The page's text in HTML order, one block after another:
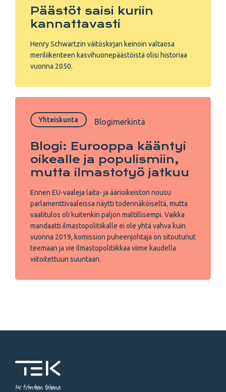
Päästöt saisi kuriin
kannattavasti
Henry Schwartzin väitöskirjan keinoin valtaosa
meriliikenteen kasvihuonepäästöistä olisi historiaa
vuonna 2050.
Yhteiskunta Blogimerkintä
Blogi: Eurooppa kääntyi
oikealle ja populismiin,
mutta ilmastotyö jatkuu
Ennen EU-vaaleja laita- ja äärioikeiston nousu
parlamenttivaaleissa näytti todennäköiseltä, mutta
vaalitulos oli kuitenkin paljon maltillisempi. Vaikka
mandaatti ilmastopolitiikalle ei ole yhtä vahva kuin
vuonna 2019, komission puheenjohtaja on sitoutunut
teemaan ja vie ilmastopolitiikkaa viime kaudella
viitoitettuun suuntaan.
Me tekniikan takana